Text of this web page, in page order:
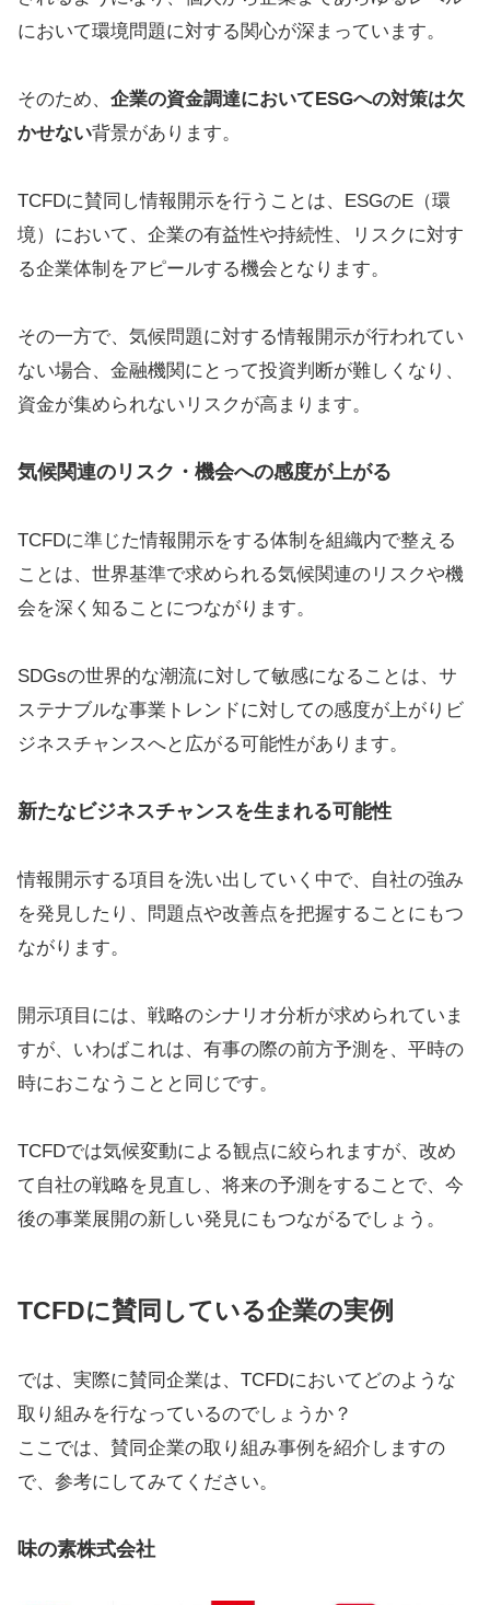
において環境問題に対する関心が深まっています。
そのため、 企業の資金調達においてESGへの対策は欠
かせない背景があります。
TCFDに賛同し情報開示を行うことは、ESGのE（環
境）において、企業の有益性や持続性、リスクに対す
る企業体制をアピールする機会となります。
その一方で、気候問題に対する情報開示が行われてい
ない場合、金融機関にとって投資判断が難しくなり、
資金が集められないリスクが高まります。
気候関連のリスク・機会への感度が上がる
TCFDに準じた情報開示をする体制を組織内で整える
ことは、世界基準で求められる気候関連のリスクや機
会を深く知ることにつながります。
SDGsの世界的な潮流に対して敏感になることは、サ
ステナブルな事業トレンドに対しての感度が上がりビ
ジネスチャンスへと広がる可能性があります。
新たなビジネスチャンスを生まれる可能性
情報開示する項目を洗い出していく中で、自社の強み
を発見したり、問題点や改善点を把握することにもつ
ながります。
開示項目には、戦略のシナリオ分析が求められていま
すが、いわばこれは、有事の際の前方予測を、平時の
時におこなうことと同じです。
TCFDでは気候変動による観点に絞られますが、改め
て自社の戦略を見直し、将来の予測をすることで、今
後の事業展開の新しい発見にもつながるでしょう。
TCFDに賛同している企業の実例
では、実際に賛同企業は、TCFDにおいてどのような
取り組みを行なっているのでしょうか？
ここでは、賛同企業の取り組み事例を紹介しますの
で、参考にしてみてください。
味の素株式会社